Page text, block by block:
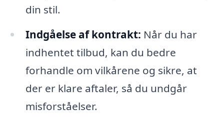
din stil.
Indgåelse af kontrakt: Når du har
indhentet tilbud, kan du bedre
forhandle om vilkårene og sikre, at
der er klare aftaler, så du undgår
misforståelser.